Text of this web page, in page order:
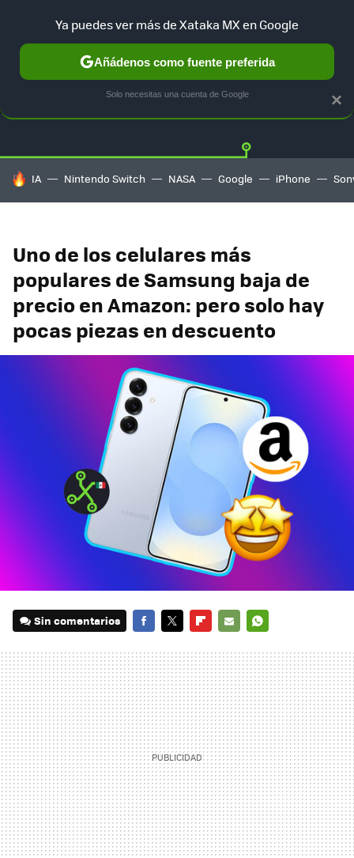
GUÍA DE COMPRAS MERCADO LIBRE
HOY SE HABLA DE
IA Nintendo Switch NASA Google iPhone
Uno de los celulares más
populares de Samsung baja de
precio en Amazon: pero solo hay
pocas piezas en descuento
Sin comentarios
MAIL
×
Ya puedes ver más de Xataka MX en Google
Añádenos como fuente preferida
Solo necesitas una cuenta de Google